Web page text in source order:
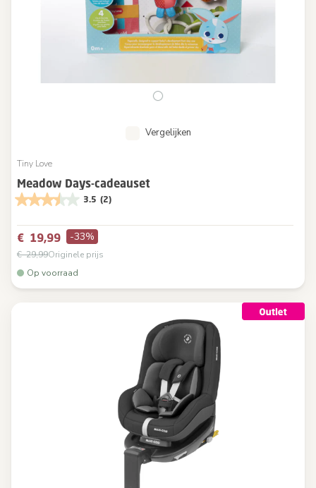
Vergelijken
Tiny Love
Meadow Days-cadeauset
3.5 (2)
€ 19,99 -33%
€ 29,99Originele prijs
Op voorraad